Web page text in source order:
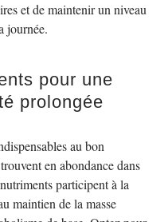
et de maintenir un niveau
journée.
pour une
prolongée
au bon
en abondance dans
participent à la
maintien de la masse